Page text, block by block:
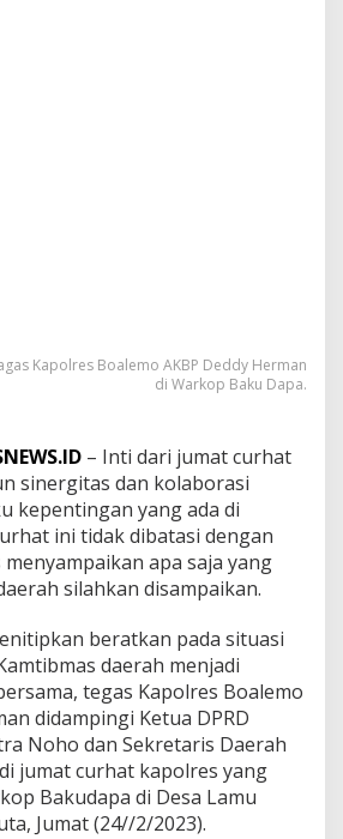
Kapolres Boalemo AKBP Deddy Herman
di Warkop Baku Dapa.
– Inti dari jumat curhat
sinergitas dan kolaborasi
kepentingan yang ada di
ini tidak dibatasi dengan
apa saja yang
silahkan disampaikan.
beratkan pada situasi
daerah menjadi
tegas Kapolres Boalemo
didampingi Ketua DPRD
Noho dan Sekretaris Daerah
jumat curhat kapolres yang
Bakudapa di Desa Lamu
Jumat (24//2/2023).